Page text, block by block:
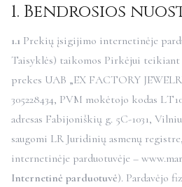
1. Bendrosios
1.1 Prekių įsigijimo internetinėje
Taisyklės) taikomos Pirkėjui teikiant
prekes UAB „EX FACTORY
305228434, PVM mokėtojo kodas
adresas Fabijoniškių g. 5C-1031,
saugomi LR Juridinių asmenų
internetinėje parduotuvėje –
Internetinė parduotuvė). Pardavėjo